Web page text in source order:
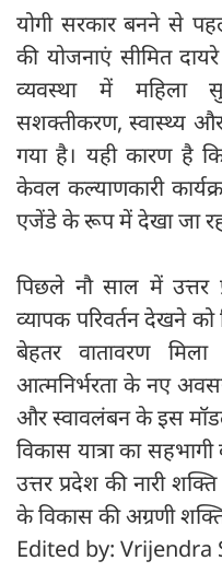
योगी सरकार बनने से
की योजनाएं सीमित
व्यवस्था में महिला
सशक्तीकरण, स्वास्थ्य और
गया है। यही कारण है
केवल कल्याणकारी
एजेंडे के रूप में देखा जा
पिछले नौ साल में
व्यापक परिवर्तन देखने
बेहतर वातावरण
आत्मनिर्भरता के नए
और स्वावलंबन के इस
विकास यात्रा का
उत्तर प्रदेश की नारी
के विकास की अग्रणी
Edited by: Vrijendra